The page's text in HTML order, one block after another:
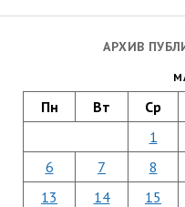
АРХИВ
Пн Вт Ср
1
6
7 8
13
14 15